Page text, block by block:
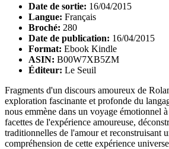
Date de sortie: 16/04/2015
Langue: Français
Broché: 280
Date de publication: 16/04/2015
Format: Ebook Kindle
ASIN: B00W7XB5ZM
Éditeur: Le Seuil
Fragments d'un discours amoureux de
exploration fascinante et profonde du
nous emmène dans un voyage émotionnel
facettes de l'expérience amoureuse,
traditionnelles de l'amour et reconstruisant
compréhension de cette expérience